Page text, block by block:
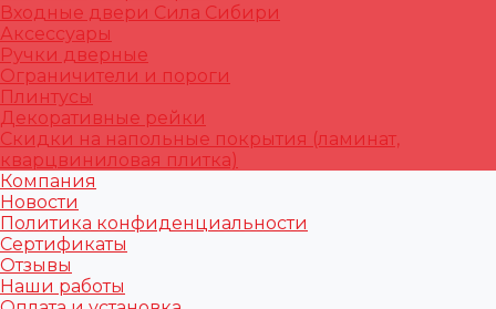
Входные двери Сила Сибири
Аксессуары
Ручки дверные
Ограничители и пороги
Плинтусы
Декоративные рейки
Скидки на напольные покрытия (ламинат,
кварцвиниловая плитка)
Компания
Новости
Политика конфиденциальности
Сертификаты
Отзывы
Наши работы